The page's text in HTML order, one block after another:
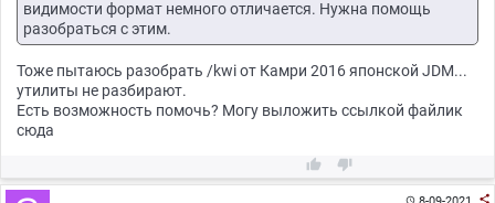
видимости формат немного отличается. Нужна помощь
разобраться с этим.
Тоже пытаюсь разобрать /kwi от Камри 2016 японской JDM...
утилиты не разбирают.
Есть возможность помочь? Могу выложить ссылкой файлик
сюда
 
 